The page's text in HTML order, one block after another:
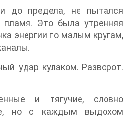
до предела, не пытался
пламя. Это была утренняя
энергии по малым кругам,
удар кулаком. Разворот.
и тягучие, словно
но с каждым выдохом